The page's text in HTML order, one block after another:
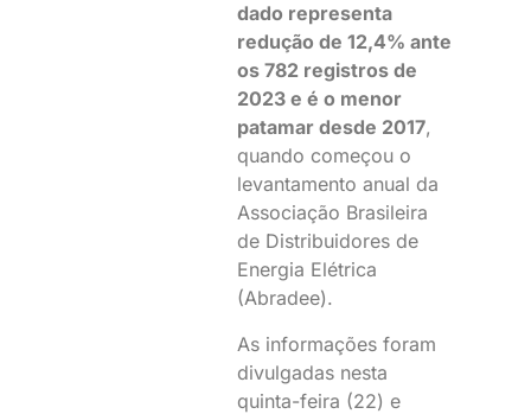
dado representa
redução de 12,4% ante
os 782 registros de
2023 e é o menor
patamar desde 2017,
quando começou o
levantamento anual da
Associação Brasileira
de Distribuidores de
Energia Elétrica
(Abradee).
As informações foram
divulgadas nesta
quinta-feira (22) e